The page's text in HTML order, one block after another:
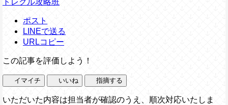
ポスト
LINEで送る
URLコピー
この記事を評価しよう！
イマイチ いいね 指摘する
いただいた内容は担当者が確認のうえ、順次対応いたしま